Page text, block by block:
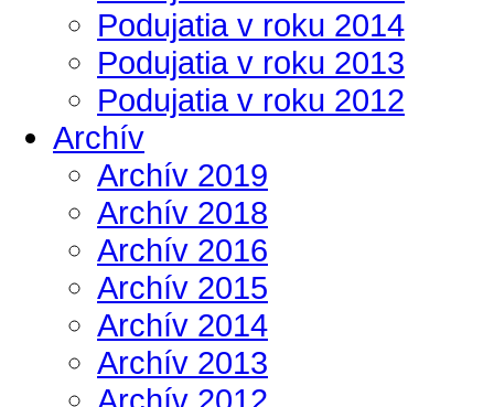
Podujatia v roku 2014
Podujatia v roku 2013
Podujatia v roku 2012
Archív
Archív 2019
Archív 2018
Archív 2016
Archív 2015
Archív 2014
Archív 2013